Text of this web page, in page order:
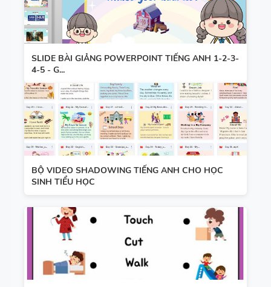
SLIDE BÀI GIẢNG POWERPOINT TIẾNG ANH 1-2-3-
4-5 - G...
BỘ VIDEO SHADOWING TIẾNG ANH CHO HỌC
SINH TIỂU HỌC